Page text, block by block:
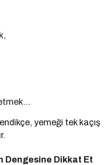
yemeği tek kaçış
Dengesine Dikkat Et